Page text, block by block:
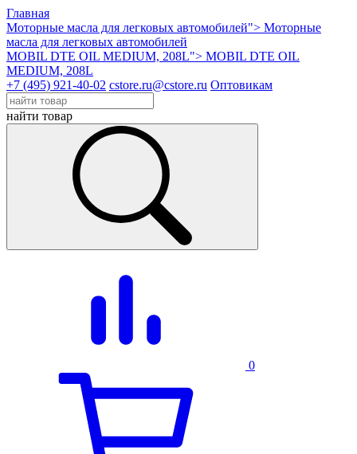
Главная
Моторные масла для легковых автомобилей"> Моторные
масла для легковых автомобилей
MOBIL DTE OIL MEDIUM, 208L"> MOBIL DTE OIL
MEDIUM, 208L
+7 (495) 921-40-02 cstore.ru@cstore.ru Оптовикам
найти товар
0